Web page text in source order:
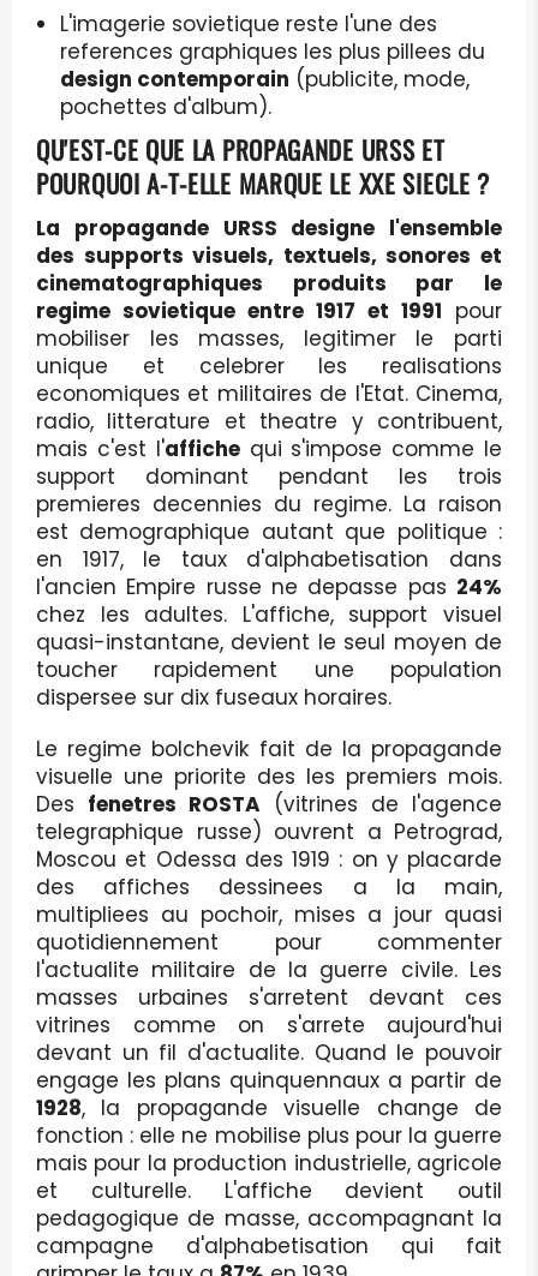
L'imagerie sovietique reste l'une des
references graphiques les plus pillees du
design contemporain (publicite, mode,
pochettes d'album).
QU'EST-CE QUE LA PROPAGANDE URSS ET
POURQUOI A-T-ELLE MARQUE LE XXE SIECLE ?
La propagande URSS designe l'ensemble
des supports visuels, textuels, sonores et
cinematographiques produits par le
regime sovietique entre 1917 et 1991 pour
mobiliser les masses, legitimer le parti
unique et celebrer les realisations
economiques et militaires de l'Etat. Cinema,
radio, litterature et theatre y contribuent,
mais c'est l'affichequi s'impose comme le
support dominant pendant les trois
premieres decennies du regime. La raison
est demographique autant que politique :
en 1917, le taux d'alphabetisation dans
l'ancien Empire russe ne depasse pas 24%
chez les adultes. L'affiche, support visuel
quasi-instantane, devient le seul moyen de
toucher rapidement une population
dispersee sur dix fuseaux horaires.
Le regime bolchevik fait de la propagande
visuelle une priorite des les premiers mois.
Des fenetres ROSTA (vitrines de l'agence
telegraphique russe) ouvrent a Petrograd,
Moscou et Odessa des 1919 : on y placarde
des affiches dessinees a la main,
multipliees au pochoir, mises a jour quasi
quotidiennement pour commenter
l'actualite militaire de la guerre civile. Les
masses urbaines s'arretent devant ces
vitrines comme on s'arrete aujourd'hui
devant un fil d'actualite. Quand le pouvoir
engage les plans quinquennaux a partir de
1928, la propagande visuelle change de
fonction : elle ne mobilise plus pour la guerre
mais pour la production industrielle, agricole
et culturelle. L'affiche devient outil
pedagogique de masse, accompagnant la
campagne d'alphabetisation qui fait